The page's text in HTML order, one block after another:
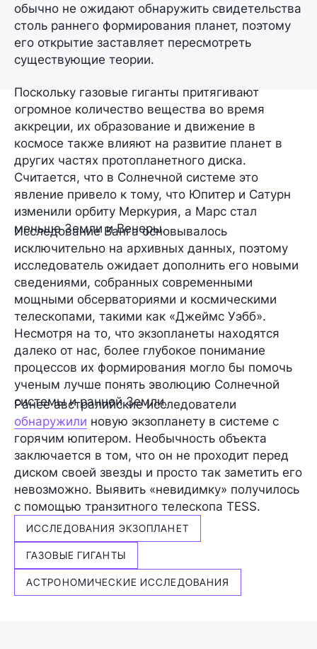
обычно не ожидают обнаружить свидетельства
столь раннего формирования планет, поэтому
его открытие заставляет пересмотреть
существующие теории.
Поскольку газовые гиганты притягивают
огромное количество вещества во время
аккреции, их образование и движение в
космосе также влияют на развитие планет в
других частях протопланетного диска.
Считается, что в Солнечной системе это
явление привело к тому, что Юпитер и Сатурн
изменили орбиту Меркурия, а Марс стал
меньше Земли и Венеры.
Исследование Ванга основывалось
исключительно на архивных данных, поэтому
исследователь ожидает дополнить его новыми
сведениями, собранных современными
мощными обсерваториями и космическими
телескопами, такими как «Джеймс Уэбб».
Несмотря на то, что экзопланеты находятся
далеко от нас, более глубокое понимание
процессов их формирования могло бы помочь
ученым лучше понять эволюцию Солнечной
системы и ранней Земли.
Ранее австралийские исследователи
обнаружили новую экзопланету в системе с
горячим юпитером. Необычность объекта
заключается в том, что он не проходит перед
диском своей звезды и просто так заметить его
невозможно. Выявить «невидимку» получилось
с помощью транзитного телескопа TESS.
ИССЛЕДОВАНИЯ ЭКЗОПЛАНЕТ
ГАЗОВЫЕ ГИГАНТЫ
АСТРОНОМИЧЕСКИЕ ИССЛЕДОВАНИЯ